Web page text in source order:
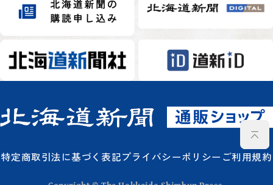
特定商取引法に基づく表記プライバシーポリシー ご利用規約